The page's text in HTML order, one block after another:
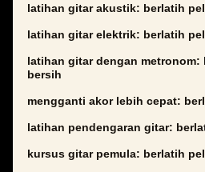
latihan gitar akustik: berlatih
latihan gitar elektrik: berlatih
latihan gitar dengan metronom:
bersih
mengganti akor lebih cepat:
latihan pendengaran gitar:
kursus gitar pemula: berlatih